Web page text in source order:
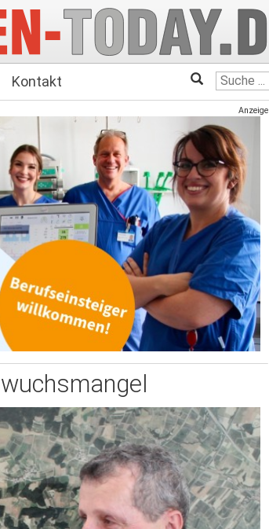
Kontakt
Anzeige